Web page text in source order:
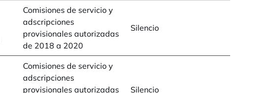
Comisiones de servicio y
adscripciones
provisionales autorizadas
de 2018 a 2020
Silencio
Comisiones de servicio y
adscripciones
provisionales autorizadas
Silencio